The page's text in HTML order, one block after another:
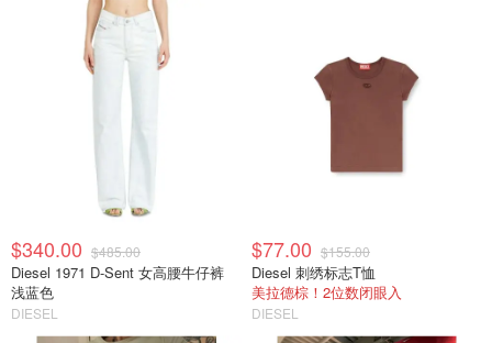
$340.00 $485.00
Diesel 1971 D-Sent 女高腰牛仔裤
浅蓝色
DIESEL
$77.00 $155.00
Diesel 刺绣标志T恤
美拉德棕！2位数闭眼入
DIESEL